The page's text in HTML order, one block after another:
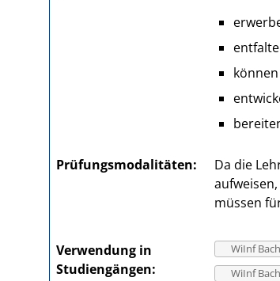
Prüfungs­modalitäten
Da die
müssen
Verwendung in
Studiengängen
WiInf
WiInf